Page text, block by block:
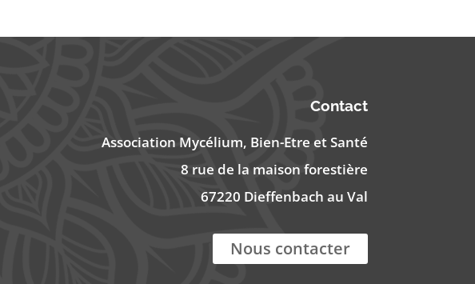
Contact
Association Mycélium, Bien-Etre et Santé
8 rue de la maison forestière
67220 Dieffenbach au Val
Nous contacter